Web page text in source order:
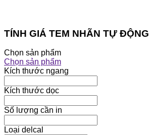
TÍNH GIÁ TEM NHÃN TỰ ĐỘNG
Chọn sản phẩm
Chọn sản phẩm
Kích thước ngang
Kích thước dọc
Số lượng cần in
Loại delcal